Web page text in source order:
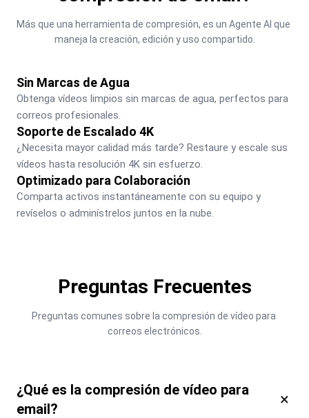
Más que una herramienta de compresión, es un Agente AI que
maneja la creación, edición y uso compartido.
Sin Marcas de Agua
Obtenga vídeos limpios sin marcas de agua, perfectos para
correos profesionales.
Soporte de Escalado 4K
¿Necesita mayor calidad más tarde? Restaure y escale sus
vídeos hasta resolución 4K sin esfuerzo.
Optimizado para Colaboración
Comparta activos instantáneamente con su equipo y
revíselos o adminístrelos juntos en la nube.
Preguntas Frecuentes
Preguntas comunes sobre la compresión de vídeo para
correos electrónicos.
¿Qué es la compresión de vídeo para
email?
×